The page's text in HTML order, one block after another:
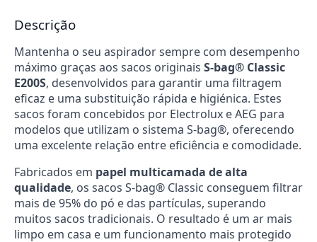
Descrição
Mantenha o seu aspirador sempre com desempenho
máximo graças aos sacos originais S-bag® Classic
E200S, desenvolvidos para garantir uma filtragem
eficaz e uma substituição rápida e higiénica. Estes
sacos foram concebidos por Electrolux e AEG para
modelos que utilizam o sistema S-bag®, oferecendo
uma excelente relação entre eficiência e comodidade.
Fabricados em papel multicamada de alta
qualidade, os sacos S-bag® Classic conseguem filtrar
mais de 95% do pó e das partículas, superando
muitos sacos tradicionais. O resultado é um ar mais
limpo em casa e um funcionamento mais protegido